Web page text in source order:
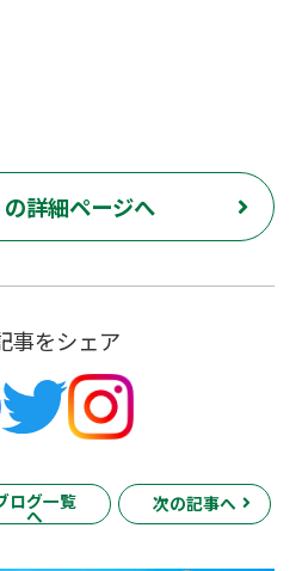
詳細ページへ
事をシェア
ログ一覧
へ
次の記事へ